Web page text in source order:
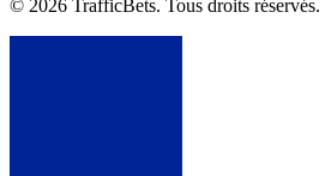
© 2026 TrafficBets. Tous droits réservés.